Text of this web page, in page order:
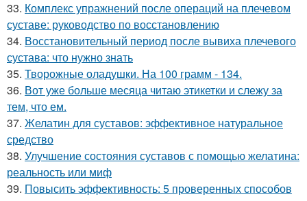
33. Комплекс упражнений после операций на плечевом
суставе: руководство по восстановлению
34. Восстановительный период после вывиха плечевого
сустава: что нужно знать
35. Творожные оладушки. На 100 грамм - 134.
36. Вот уже больше месяца читаю этикетки и слежу за
тем, что ем.
37. Желатин для суставов: эффективное натуральное
средство
38. Улучшение состояния суставов с помощью желатина:
реальность или миф
39. Повысить эффективность: 5 проверенных способов